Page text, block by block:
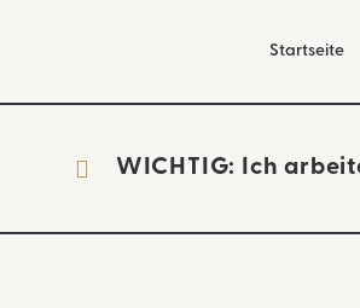
Startseite
WICHTIG: Ich